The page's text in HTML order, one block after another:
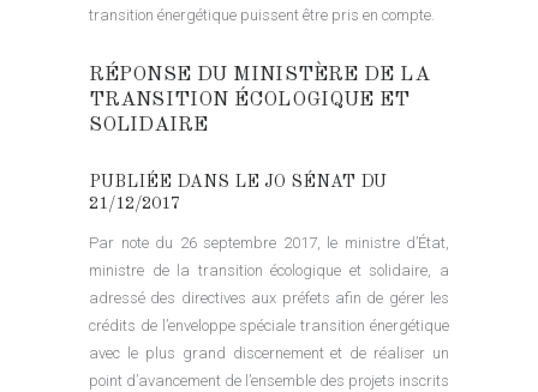
transition énergétique puissent être pris en compte.
RÉPONSE DU MINISTÈRE DE LA
TRANSITION ÉCOLOGIQUE ET
SOLIDAIRE
PUBLIÉE DANS LE JO SÉNAT DU
21/12/2017
Par note du 26 septembre 2017, le ministre d’État,
ministre de la transition écologique et solidaire, a
adressé des directives aux préfets afin de gérer les
crédits de l’enveloppe spéciale transition énergétique
avec le plus grand discernement et de réaliser un
point d’avancement de l’ensemble des projets inscrits